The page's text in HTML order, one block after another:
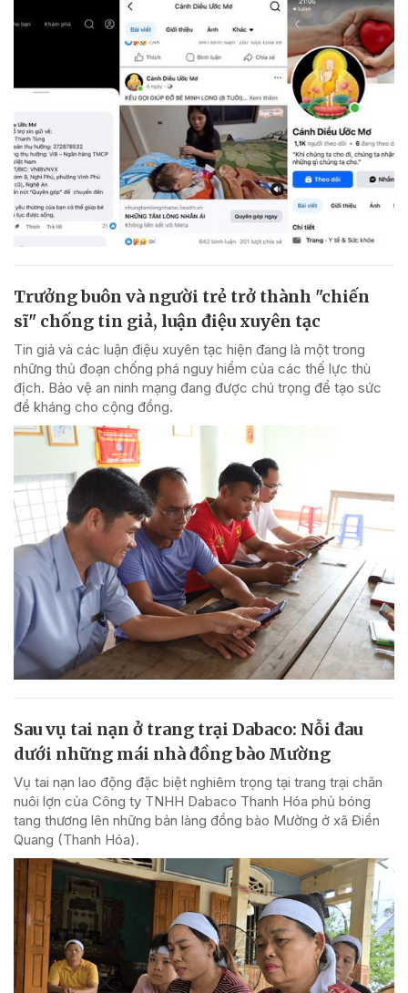
Trưởng buôn và người trẻ trở thành "chiến
sĩ" chống tin giả, luận điệu xuyên tạc
Tin giả và các luận điệu xuyên tạc hiện đang là một trong
những thủ đoạn chống phá nguy hiểm của các thế lực thù
địch. Bảo vệ an ninh mạng đang được chú trọng để tạo sức
đề kháng cho cộng đồng.
Sau vụ tai nạn ở trang trại Dabaco: Nỗi đau
dưới những mái nhà đồng bào Mường
Vụ tai nạn lao động đặc biệt nghiêm trọng tại trang trại chăn
nuôi lợn của Công ty TNHH Dabaco Thanh Hóa phủ bóng
tang thương lên những bản làng đồng bào Mường ở xã Điền
Quang (Thanh Hóa).